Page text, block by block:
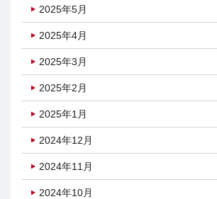
2025年5月
2025年4月
2025年3月
2025年2月
2025年1月
2024年12月
2024年11月
2024年10月